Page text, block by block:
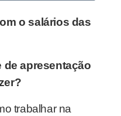
o salários das
de apresentação
trabalhar na